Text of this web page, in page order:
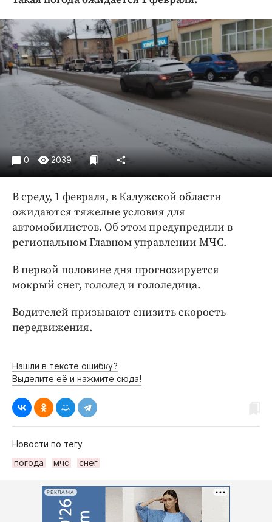
Криминал
Культура
Недвижимость и ЖКХ
Образование
Общество
Погода
Праздники
Происшествия
Спорт
Экономика и бизнес
ПРОЕКТЫ
Блоги
Издания
Интересное чтиво
Клиника года
Бренд года
Работодатель года
0 2039
В среду, 1 февраля, в Калужской области
ожидаются тяжелые условия для
автомобилистов. Об этом предупредили в
региональном Главном управлении МЧС.
В первой половине дня прогнозируется
мокрый снег, гололед и гололедица.
Водителей призывают снизить скорость
передвижения.
Нашли в тексте ошибку?
Выделите её и нажмите сюда!
Новости по тегу
погода
мчс снег
РЕКЛАМА